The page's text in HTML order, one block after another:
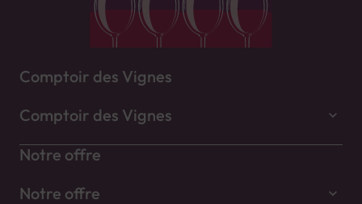
Comptoir des Vignes
Comptoir des Vignes
Notre offre
Notre offre